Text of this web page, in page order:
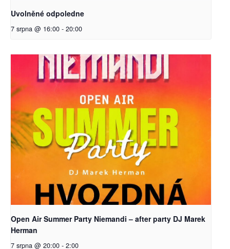
Uvolněné odpoledne
7 srpna @ 16:00 - 20:00
Open Air Summer Party Niemandi – after party DJ Marek
Herman
7 srpna @ 20:00 - 2:00